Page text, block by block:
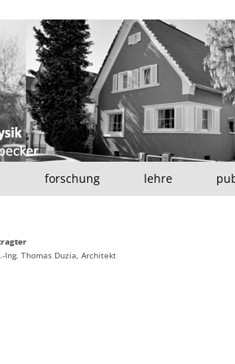
| department architektur | universität
forschung lehre
Ing. Thomas Duzia, Architekt